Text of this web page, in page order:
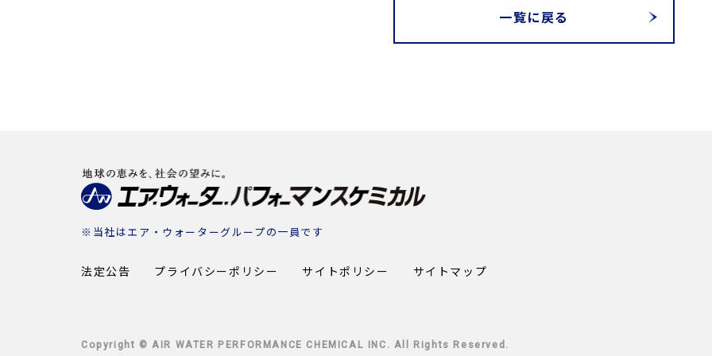
一覧に戻る
※当社はエア・ウォーターグループの一員です
法定公告 プライバシーポリシー サイトポリシー サイトマップ
Copyright © AIR WATER PERFORMANCE CHEMICAL INC. All Rights Reserved.